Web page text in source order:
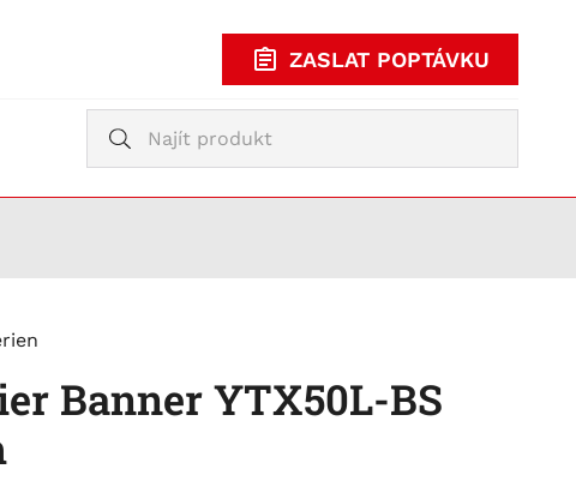
ZASLAT POPTÁVKU
NAKUPOVATVyhledávání
Banner YTX50L-BS